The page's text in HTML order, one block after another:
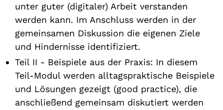
unter guter (digitaler) Arbeit verstanden
werden kann. Im Anschluss werden in der
gemeinsamen Diskussion die eigenen Ziele
und Hindernisse identifiziert.
Teil II - Beispiele aus der Praxis: In diesem
Teil-Modul werden alltagspraktische Beispiele
und Lösungen gezeigt (good practice), die
anschließend gemeinsam diskutiert werden